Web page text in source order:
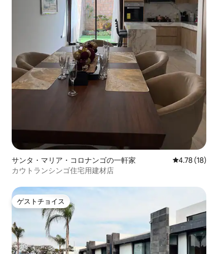
サンタ・マリア・コロナンゴの一軒家 レビュー18
4.78 (18)
カウトランシンゴ住宅用建材店
ゲストチョイス
ゲストチョイス